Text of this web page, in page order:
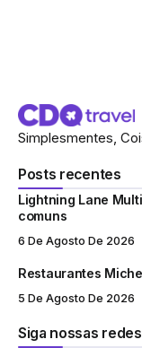
Simplesmentes,
Posts recentes
Lightning Lane
comuns
6 De Agosto De 2026
Restaurantes
5 De Agosto De 2026
Siga nossas redes